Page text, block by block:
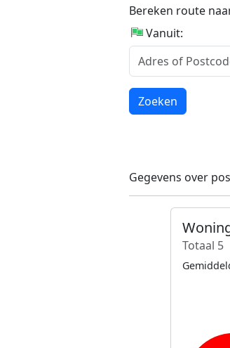
Bereken route
Vanuit:
Laden...
Zoeken
Gegevens over
Totaal 5